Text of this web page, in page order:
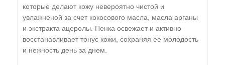
которые делают кожу невероятно чистой и
увлажненой за счет кокосового масла, масла арганы
и экстракта ацеролы. Пенка освежает и активно
восстанавливает тонус кожи, сохраняя ее молодость
и нежность день за днем.